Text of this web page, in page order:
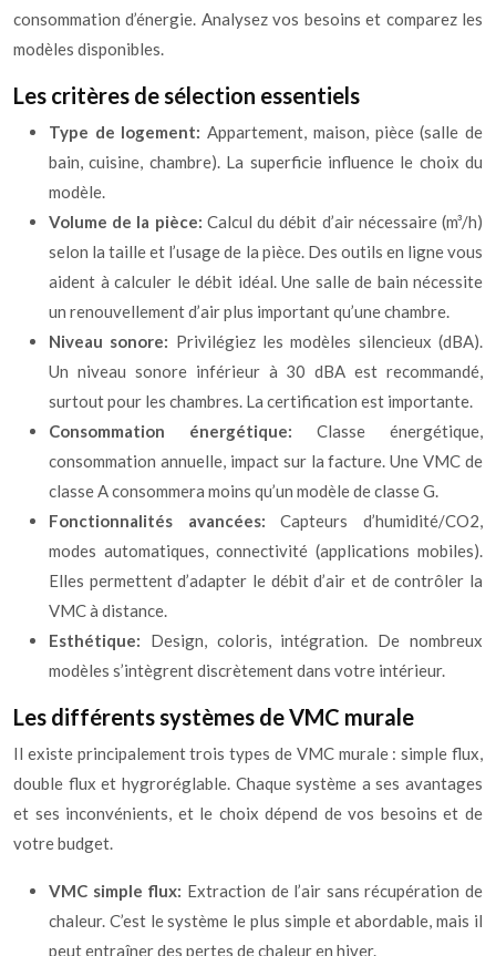
consommation d’énergie. Analysez vos besoins et comparez les
modèles disponibles.
Les critères de sélection essentiels
Type de logement:Appartement, maison, pièce (salle de
bain, cuisine, chambre). La superficie influence le choix du
modèle.
Volume de la pièce: Calcul du débit d’air nécessaire (m³/h)
selon la taille et l’usage de la pièce. Des outils en ligne vous
aident à calculer le débit idéal. Une salle de bain nécessite
un renouvellement d’air plus important qu’une chambre.
Niveau sonore: Privilégiez les modèles silencieux (dBA).
Un niveau sonore inférieur à 30 dBA est recommandé,
surtout pour les chambres. La certification est importante.
Consommation énergétique: Classe énergétique,
consommation annuelle, impact sur la facture. Une VMC de
classe A consommera moins qu’un modèle de classe G.
Fonctionnalités avancées:Capteurs d’humidité/CO2,
modes automatiques, connectivité (applications mobiles).
Elles permettent d’adapter le débit d’air et de contrôler la
VMC à distance.
Esthétique: Design, coloris, intégration. De nombreux
modèles s’intègrent discrètement dans votre intérieur.
Les différents systèmes de VMC murale
Il existe principalement trois types de VMC murale : simple flux,
double flux et hygroréglable. Chaque système a ses avantages
et ses inconvénients, et le choix dépend de vos besoins et de
votre budget.
VMC simple flux: Extraction de l’air sans récupération de
chaleur. C’est le système le plus simple et abordable, mais il
peut entraîner des pertes de chaleur en hiver.